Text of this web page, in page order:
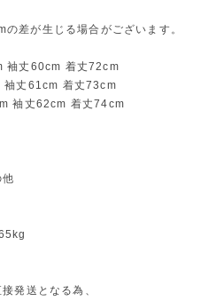
差が生じる場合がございます。
袖丈60cm 着丈72cm
袖丈61cm 着丈73cm
袖丈62cm 着丈74cm
発送となる為、